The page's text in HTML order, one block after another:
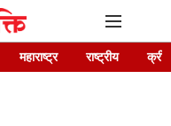
महाराष्ट्र राष्ट्रीय